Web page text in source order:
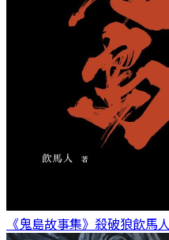
《鬼島故事集》殺破狼飲馬人